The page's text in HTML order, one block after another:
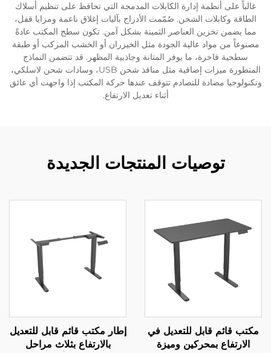
غالباً على أنظمة إدارة الكابلات المدمجة التي تحافظ على تنظيم أسلاك
الطاقة وكابلات الشحن. صُمّمت الأدراج بآليات إغلاق ناعمة ومزايا قفل،
مما يضمن تخزين العناصر الثمينة بشكل آمن. تكون سطح المكتب عادةً
مصنوعاً من مواد عالية الجودة مثل الخيزران أو الخشب المركب أو طبقة
سطحية فاخرة، ما يوفر المتانة وجاذبية المظهر. قد تتضمن النماذج
المتطورة ميزات إضافية مثل منافذ شحن USB، وسادات شحن لاسلكي،
وتكنولوجيا مضادة للتصادم تتوقف عندها حركة المكتب إذا واجهت أي عائق
أثناء تعديل الارتفاع.
توصيات المنتجات الجديدة
مكتب قائم قابل للتعديل في
الارتفاع بمحركين وميزة
إطار مكتب قائم قابل للتعديل
بالارتفاع بثلاث مراحل